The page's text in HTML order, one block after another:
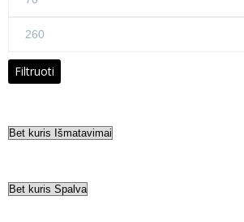
Maks
Filtruoti